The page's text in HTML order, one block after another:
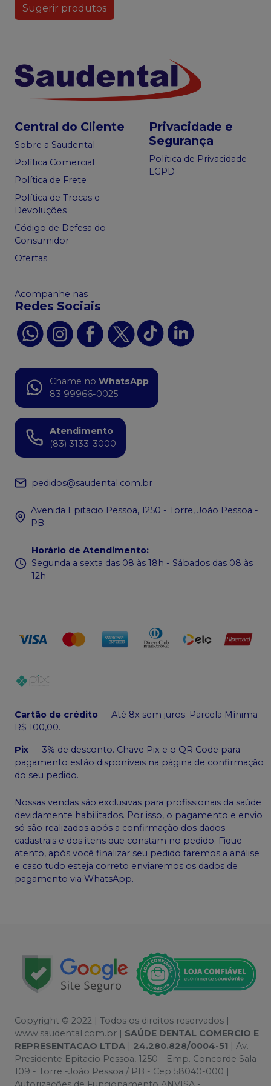
Sugerir produtos
Central do Cliente
Sobre a Saudental
Política Comercial
Política de Frete
Política de Trocas e
Devoluções
Código de Defesa do
Consumidor
Ofertas
Privacidade e
Segurança
Política de Privacidade -
LGPD
Acompanhe nas
Redes Sociais
Chame no WhatsApp
83 99966-0025
Atendimento
(83) 3133-3000
pedidos@saudental.com.br
Avenida Epitacio Pessoa, 1250 - Torre, João Pessoa -
PB
Horário de Atendimento:
Segunda a sexta das 08 às 18h - Sábados das 08 às
12h
Cartão de crédito - Até 8x sem juros. Parcela Mínima
R$ 100,00.
Pix - 3% de desconto. Chave Pix e o QR Code para
pagamento estão disponíveis na página de confirmação
do seu pedido.
Nossas vendas são exclusivas para profissionais da saúde
devidamente habilitados. Por isso, o pagamento e envio
só são realizados após a confirmação dos dados
cadastrais e dos itens que constam no pedido. Fique
atento, após você finalizar seu pedido faremos a análise
e caso tudo esteja correto enviaremos os dados de
pagamento via WhatsApp.
Copyright © 2022 | Todos os direitos reservados |
www.saudental.com.br | SAÚDE DENTAL COMERCIO E
REPRESENTACAO LTDA | 24.280.828/0004-51 | Av.
Presidente Epitacio Pessoa, 1250 - Emp. Concorde Sala
109 - Torre -João Pessoa / PB - Cep 58040-000 |